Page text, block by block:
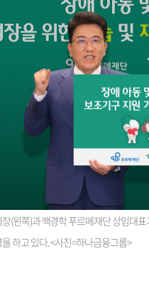
(왼쪽)과 백경학 푸르메재단 상임대
하고 있다. <사진=하나금융그룹>